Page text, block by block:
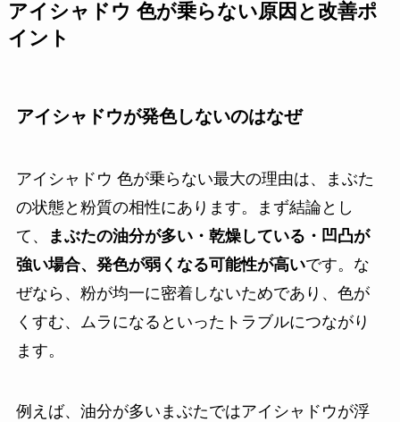
アイシャドウ 色が乗らない原因と改善ポ
イント
アイシャドウが発色しないのはなぜ
アイシャドウ 色が乗らない最大の理由は、まぶた
の状態と粉質の相性にあります。まず結論とし
て、
まぶたの油分が多い・乾燥している・凹凸が
強い場合、発色が弱くなる可能性が高いです。な
ぜなら、粉が均一に密着しないためであり、色が
くすむ、ムラになるといったトラブルにつながり
ます。
例えば、油分が多いまぶたではアイシャドウが浮